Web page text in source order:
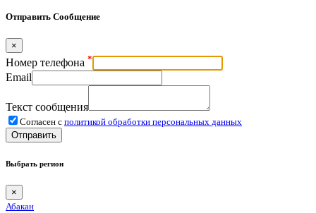
Отправить Сообщение
×
Номер телефона *
Email
Текст сообщения
Согласен с политикой обработки персональных данных
Отправить
Выбрать регион
×
Абакан